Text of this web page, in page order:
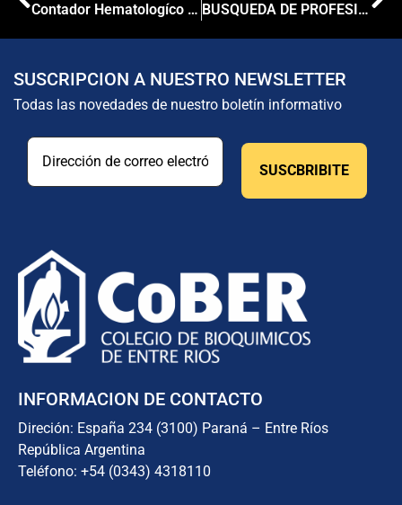
Contador Hematologíco SYSMEX kx21 de Roche BUSQUEDA DE PROFESIONAL BIOQUIMICO/A
SUSCRIPCION A NUESTRO NEWSLETTER
Todas las novedades de nuestro boletín informativo
INFORMACION DE CONTACTO
Direción: España 234 (3100) Paraná – Entre Ríos
República Argentina
Teléfono: +54 (0343) 4318110